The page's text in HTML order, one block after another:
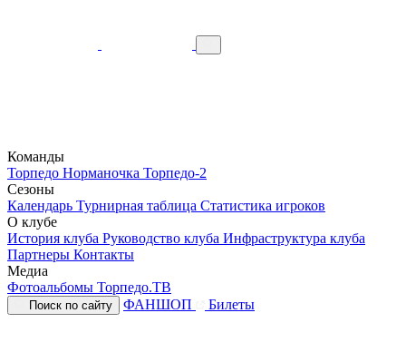
Команды
Торпедо Норманочка Торпедо-2
Сезоны
Календарь Турнирная таблица Статистика игроков
О клубе
История клуба Руководство клуба Инфраструктура клуба
Партнеры Контакты
Медиа
Фотоальбомы Торпедо.ТВ
Поиск по сайту ФАНШОП Билеты